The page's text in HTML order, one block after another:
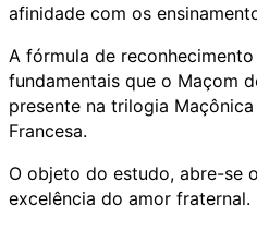
afinidade com os
A fórmula de
fundamentais que o Maçom
presente na trilogia
Francesa.
O objeto do estudo, abre-se
excelência do amor fraternal.